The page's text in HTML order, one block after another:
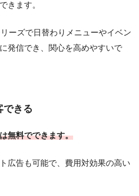
きます。
ーズで日替わりメニューやイベン
発信でき、関心を高めやすいで
できる
無料でできます。
広告も可能で、費用対効果の高い